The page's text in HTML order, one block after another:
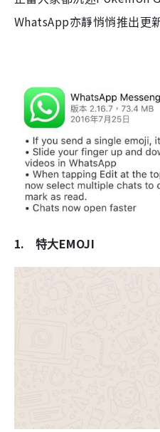
WhatsApp亦靜悄悄推出更
1. 特大EMOJI